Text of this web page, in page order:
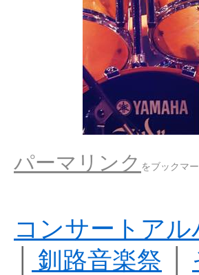
パーマリンク をブックマ
コンサートア
釧路音楽祭